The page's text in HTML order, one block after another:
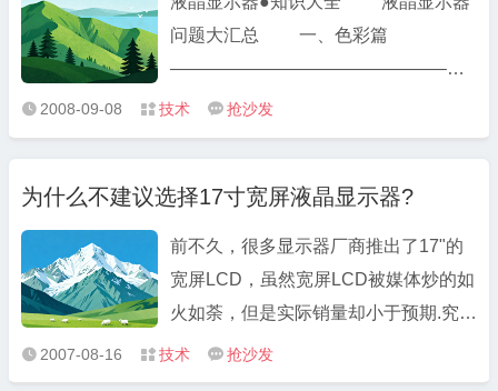
问题大汇总 一、色彩篇
———————————————–
（色彩、亮度、对比度、视角、色
温）首先特别强调：对于任何显示器
 2008-09-08  技术  抢沙发
为什么不建议选择17寸宽屏液晶显示器?
前不久，很多显示器厂商推出了17"的
宽屏LCD，虽然宽屏LCD被媒体炒的如
火如荼，但是实际销量却小于预期.究其
原因，除了本身产能不足外，用户接受
度不高也是关键因素之一。 现在市场上
 2007-08-16  技术  抢沙发